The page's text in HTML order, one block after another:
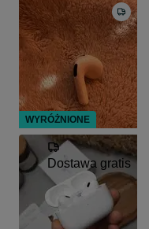
Dostawa gratis
WYRÓŻNIONE